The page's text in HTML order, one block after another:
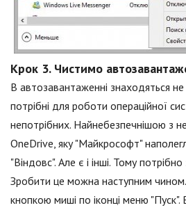
Крок 3. Чистимо
В автозавантаженні знаходяться не
потрібні для роботи операційної
непотрібних. Найнебезпечнішою з
OneDrive, яку "Майкрософт"
"Віндовс". Але є і інші. Тому
Зробити це можна наступним
кнопкою миші по іконці меню